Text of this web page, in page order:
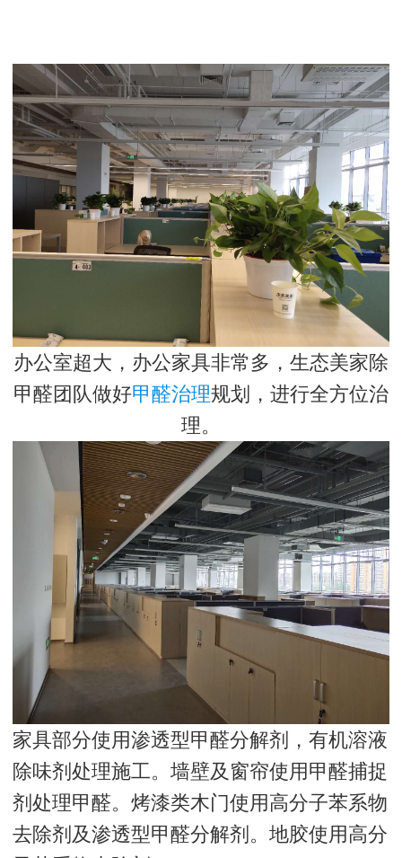
办公室超大，办公家具非常多，生态美家除
甲醛团队做好甲醛治理规划，进行全方位治
理。
家具部分使用渗透型甲醛分解剂，有机溶液
除味剂处理施工。墙壁及窗帘使用甲醛捕捉
剂处理甲醛。烤漆类木门使用高分子苯系物
去除剂及渗透型甲醛分解剂。地胶使用高分